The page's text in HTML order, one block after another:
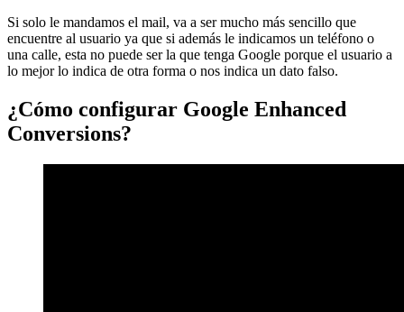
Si solo le mandamos el mail, va a ser mucho más sencillo que
encuentre al usuario ya que si además le indicamos un teléfono o
una calle, esta no puede ser la que tenga Google porque el usuario a
lo mejor lo indica de otra forma o nos indica un dato falso.
¿Cómo configurar Google Enhanced
Conversions?